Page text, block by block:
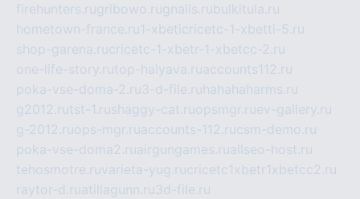
firehunters.rugribowo.rugnalis.rubulkitula.ru
hometown-france.ru1-xbeticricetc-1-xbetti-5.ru
shop-garena.rucricetc-1-xbetr-1-xbetcc-2.ru
one-life-story.rutop-halyava.ruaccounts112.ru
poka-vse-doma-2.ru3-d-file.ru hahahaharms.ru
g2012.rutst-1.rushaggy-cat.ruopsmgr.ruev-gallery.ru
g-2012.ruops-mgr.ruaccounts-112.rucsm-demo.ru
poka-vse-doma2.ruairgungames.ruallseo-host.ru
tehosmotre.ruvarieta-yug.rucricetc1xbetr1xbetcc2.ru
raytor-d.ruatillagunn.ru3d-file.ru